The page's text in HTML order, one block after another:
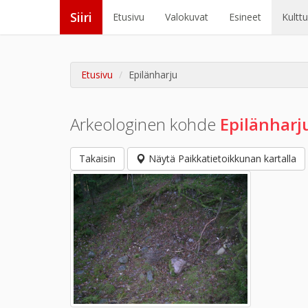
Siiri Etusivu Valokuvat Esineet
Etusivu Epilänharju
Arkeologinen kohde
Takaisin Näytä Paikkatietoikkunan kartalla